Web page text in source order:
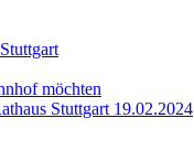
möchten
Stuttgart 19.02.2024